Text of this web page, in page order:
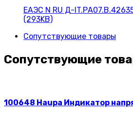
ЕАЭС N RU Д-
(293KB)
Сопутствующие товары
Сопутствующие
100648 Haupa Индикатор